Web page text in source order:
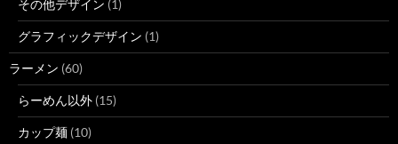
その他デザイン (1)
グラフィックデザイン (1)
ラーメン (60)
らーめん以外 (15)
カップ麺 (10)